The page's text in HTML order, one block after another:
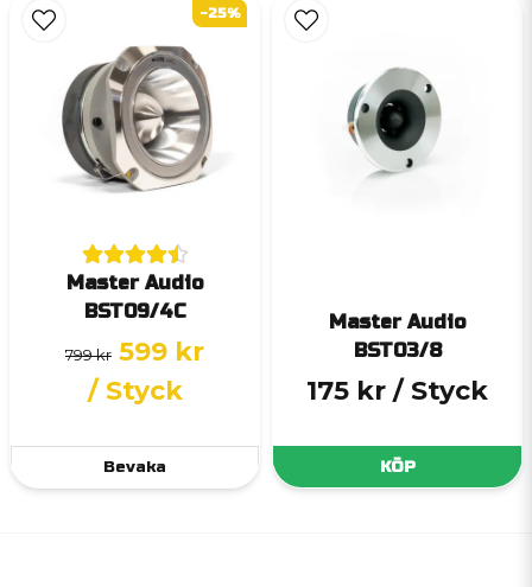
Master Audio
BST09/4C
799 kr 599 kr
/ Styck
Bevaka
-25%
Master Audio
BST03/8
175 kr / Styck
KÖP